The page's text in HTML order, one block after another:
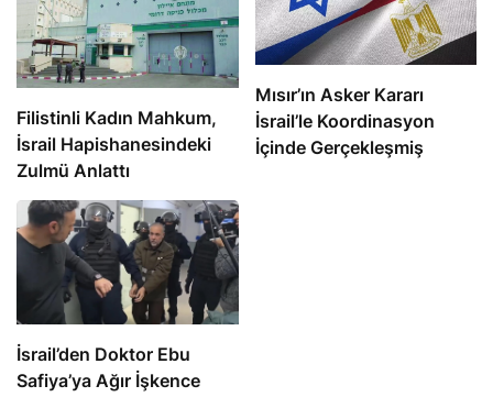
Filistinli Kadın Mahkum,
İsrail Hapishanesindeki
Zulmü Anlattı
Mısır’ın Asker Kararı
İsrail’le Koordinasyon
İçinde Gerçekleşmiş
İsrail’den Doktor Ebu
Safiya’ya Ağır İşkence